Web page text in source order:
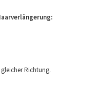
Richtung.